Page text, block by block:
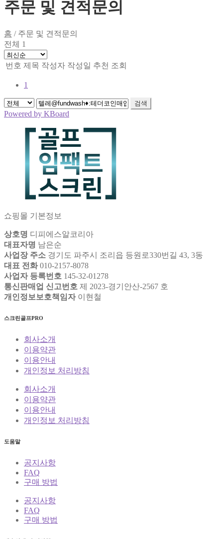
주문 및 견적문의
홈 / 주문 및 견적문의
전체 1
번호 제목 작성자 작성일 추천 조회
1
검색
Powered by KBoard
쇼핑몰 기본정보
상호명 디피에스알코리아
대표자명 남은순
사업장 주소 경기도 파주시 조리읍 등원로330번길 43, 3동
대표 전화010-2157-8078
사업자 등록번호 145-32-01278
통신판매업 신고번호 제 2023-경기안산-2567 호
개인정보보호책임자이현철
스크린골프PRO
회사소개
이용약관
이용안내
개인정보 처리방침
회사소개
이용약관
이용안내
개인정보 처리방침
도움말
공지사항
FAQ
구매 방법
공지사항
FAQ
구매 방법